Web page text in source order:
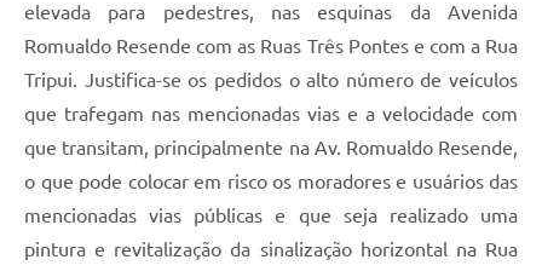
elevada para pedestres, nas esquinas da Avenida
Romualdo Resende com as Ruas Três Pontes e com a Rua
Tripui. Justifica-se os pedidos o alto número de veículos
que trafegam nas mencionadas vias e a velocidade com
que transitam, principalmente na Av. Romualdo Resende,
o que pode colocar em risco os moradores e usuários das
mencionadas vias públicas e que seja realizado uma
pintura e revitalização da sinalização horizontal na Rua